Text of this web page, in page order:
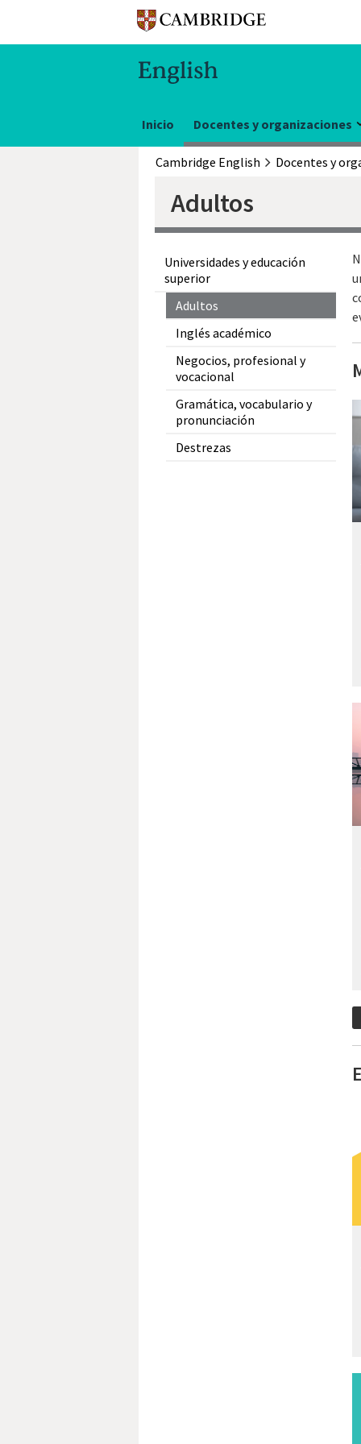
Inicio Docentes y organizaciones
Cambridge English
Adultos
Universidades y educación
superior
Adultos
Inglés académico
Negocios, profesional y
vocacional
Gramática, vocabulario y
pronunciación
Destrezas